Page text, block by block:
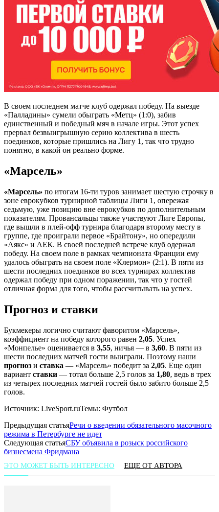
В своем последнем матче клуб одержал победу. На выезде
«Палладины» сумели обыграть «Метц» (1:0), забив
единственный и победный мяч в начале игры. Этот успех
прервал безвыигрышную серию коллектива в шесть
поединков, которые пришлись на Лигу 1, так что трудно
понятно, в какой он реально форме.
«Марсель»
«Марсель» по итогам 16-ти туров занимает шестую строчку в
зоне еврокубков турнирной таблицы Лиги 1, опережая
седьмую, уже позицию вне еврокубков по дополнительным
показателям. Провансальцы также участвуют Лиге Европы,
где вышли в плей-офф турнира благодаря второму месту в
группе, где проиграли первое «Брайтону», но опередили
«Аякс» и АЕК. В своей последней встрече клуб одержал
победу. На своем поле в рамках чемпионата Франции ему
удалось обыграть на своем поле «Клермон» (2:1). В пяти из
шести последних поединков во всех турнирах коллектив
одержал победу при одном поражении, так что у гостей
отличная форма для того, чтобы рассчитывать на успех.
Прогноз и ставки
Букмекеры логично считают фаворитом «Марсель»,
коэффициент на победу которого равен 2,05. Успех
«Монпелье» оценивается в 3,55, ничья — в 3,60. В пяти из
шести последних матчей гости выиграли. Поэтому наши
прогноз и ставка — «Марсель» победит за 2,05. Еще один
вариант ставки — тотал больше 2,5 голов за 1,80, ведь в трех
из четырех последних матчей гостей было забито больше 2,5
голов.
Источник: LiveSport.ruТемы: Футбол
Предыдущая статьяРечи о введении обязательного масочного
режима в Петербурге не идет
Следующая статьяСБУ объявила в розыск российского
бизнесмена Фридмана
ЭТО МОЖЕТ БЫТЬ ИНТЕРЕСНО ЕЩЕ ОТ АВТОРА